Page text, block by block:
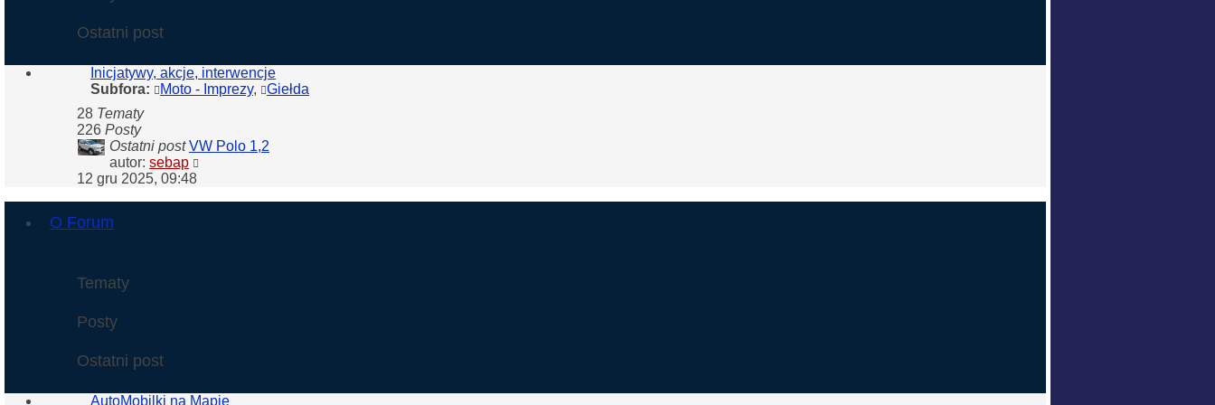
Ostatni post
Inicjatywy, akcje, interwencje
Subfora:
Moto - Imprezy,
Giełda
28 Tematy
226 Posty
Ostatni post VW Polo 1,2
autor: sebap
12 gru 2025, 09:48
O Forum
Tematy
Posty
Ostatni post
AutoMobilki na Mapie